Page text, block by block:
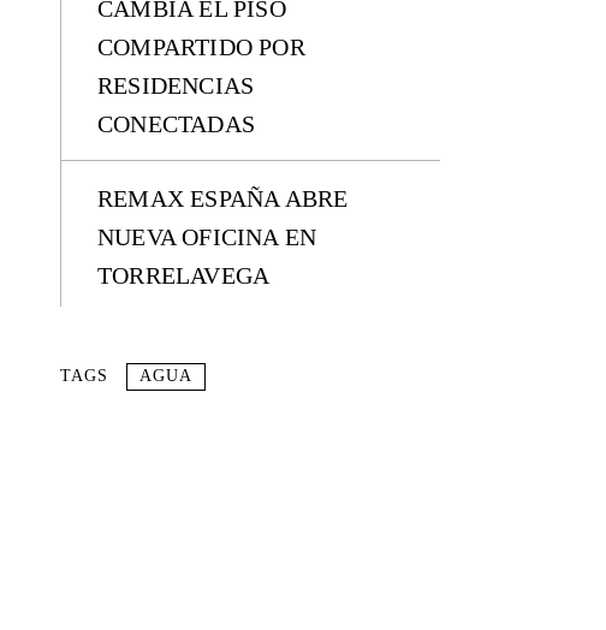
CAMBIA EL PISO
COMPARTIDO POR
RESIDENCIAS
CONECTADAS
REMAX ESPAÑA ABRE
NUEVA OFICINA EN
TORRELAVEGA
TAGS AGUA